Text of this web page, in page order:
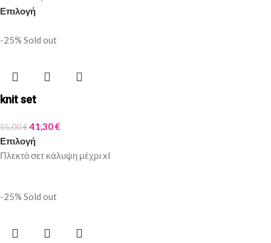
Επιλογή
-25% Sold out
knit set
55,00€41,30€
Επιλογή
Πλεκτό σετ κάλυψη μέχρι xl
-25% Sold out